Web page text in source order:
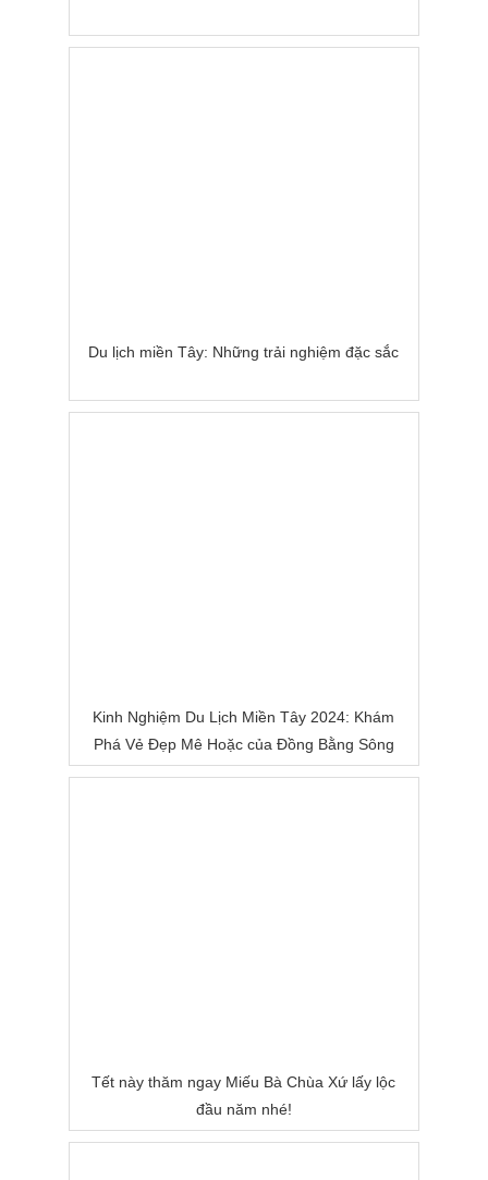
Du lịch miền Tây: Những trải nghiệm đặc sắc
Kinh Nghiệm Du Lịch Miền Tây 2024: Khám
Phá Vẻ Đẹp Mê Hoặc của Đồng Bằng Sông
Nước
Tết này thăm ngay Miếu Bà Chùa Xứ lấy lộc
đầu năm nhé!